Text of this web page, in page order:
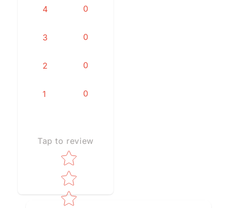
4 0
3 0
2 0
1 0
Tap to review
Star rating